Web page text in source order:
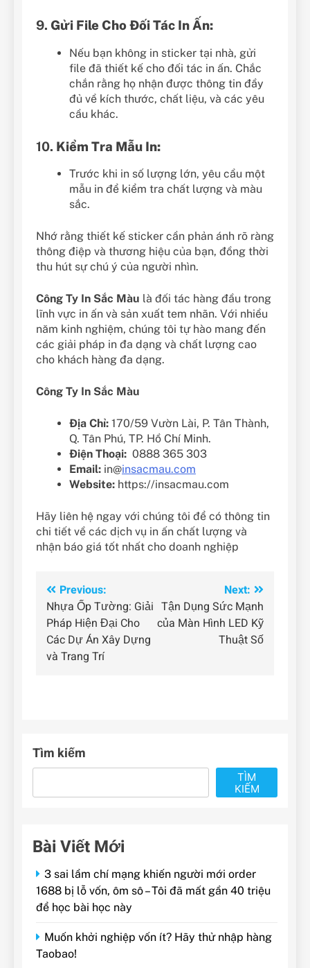
9. Gửi File Cho Đối Tác In Ấn:
Nếu bạn không in sticker tại nhà, gửi
file đã thiết kế cho đối tác in ấn. Chắc
chắn rằng họ nhận được thông tin đầy
đủ về kích thước, chất liệu, và các yêu
cầu khác.
10. Kiểm Tra Mẫu In:
Trước khi in số lượng lớn, yêu cầu một
mẫu in để kiểm tra chất lượng và màu
sắc.
Nhớ rằng thiết kế sticker cần phản ánh rõ ràng
thông điệp và thương hiệu của bạn, đồng thời
thu hút sự chú ý của người nhìn.
Công Ty In Sắc Màu là đối tác hàng đầu trong
lĩnh vực in ấn và sản xuất tem nhãn. Với nhiều
năm kinh nghiệm, chúng tôi tự hào mang đến
các giải pháp in đa dạng và chất lượng cao
cho khách hàng đa dạng.
Công Ty In Sắc Màu
Địa Chỉ: 170/59 Vườn Lài, P. Tân Thành,
Q. Tân Phú, TP. Hồ Chí Minh.
Điện Thoại: 0888 365 303
Email: in@insacmau.com
Website: https://insacmau.com
Hãy liên hệ ngay với chúng tôi để có thông tin
chi tiết về các dịch vụ in ấn chất lượng và
nhận báo giá tốt nhất cho doanh nghiệp
Điều
hướng
bài
viết
Previous:
Nhựa Ốp Tường: Giải
Pháp Hiện Đại Cho
Các Dự Án Xây Dựng
và Trang Trí
Next:
Tận Dụng Sức Mạnh
của Màn Hình LED Kỹ
Thuật Số
Tìm kiếm
TÌM
KIẾM
Bài Viết Mới
3 sai lầm chí mạng khiến người mới order
1688 bị lỗ vốn, ôm sô – Tôi đã mất gần 40 triệu
để học bài học này
Muốn khởi nghiệp vốn ít? Hãy thử nhập hàng
Taobao!